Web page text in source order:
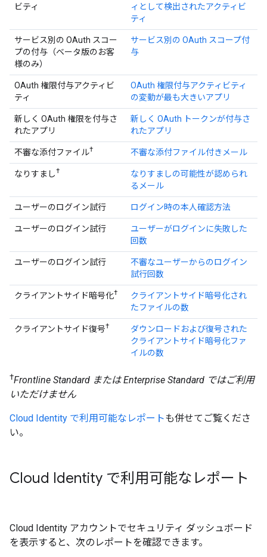
ビティ
ィとして検出されたアクティビ
ティ
サービス別の OAuth スコー
プの付与（ベータ版のお客
様のみ）
サービス別の OAuth スコープ付
与
OAuth 権限付与アクティビ
ティ
OAuth 権限付与アクティビティ
の変動が最も大きいアプリ
新しく OAuth 権限を付与さ
れたアプリ
新しく OAuth トークンが付与さ
れたアプリ
不審な添付ファイル† 不審な添付ファイル付きメール
なりすまし†
なりすましの可能性が認められ
るメール
ユーザーのログイン試行 ログイン時の本人確認方法
ユーザーのログイン試行
ユーザーがログインに失敗した
回数
ユーザーのログイン試行
不審なユーザーからのログイン
試行回数
クライアントサイド暗号化†
クライアントサイド暗号化され
たファイルの数
クライアントサイド復号†
ダウンロードおよび復号された
クライアントサイド暗号化ファ
イルの数
†Frontline Standard または Enterprise Standard ではご利用
いただけません
Cloud Identity で利用可能なレポートも併せてご覧くださ
い。
Cloud Identity で利用可能なレポート
Cloud Identity アカウントでセキュリティ ダッシュボード
を表示すると、次のレポートを確認できます。